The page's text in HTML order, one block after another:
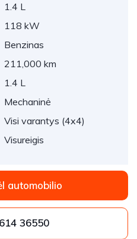
1.4 L
118 kW
Benzinas
211,000 km
1.4 L
Mechaninė
Visi varantys (4x4)
Visureigis
automobilio
36550